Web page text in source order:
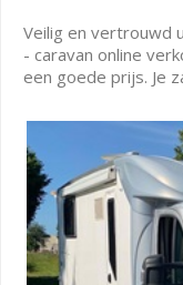
Veilig en vertrouwd
- caravan online
een goede prijs. Je